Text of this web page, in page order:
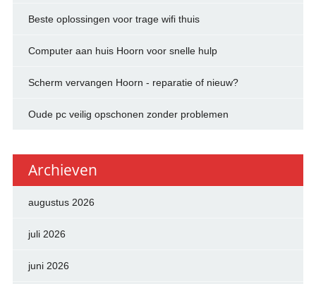
Beste oplossingen voor trage wifi thuis
Computer aan huis Hoorn voor snelle hulp
Scherm vervangen Hoorn - reparatie of nieuw?
Oude pc veilig opschonen zonder problemen
Archieven
augustus 2026
juli 2026
juni 2026